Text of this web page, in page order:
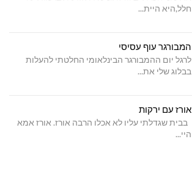
חלל,היא היית...
המבורגר עוף עסיסי
לרגל יום ההמבורגר הבינלאומי החלטתי להעלות
בבלוג שלי את...
אורז עם ירקות
בבית שגדלתי עליו לא אכלו הרבה אורז. אורז אמא
היי...